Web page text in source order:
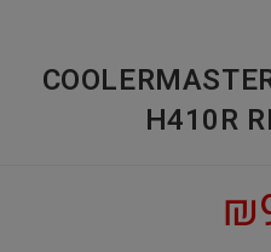
H410R
₪